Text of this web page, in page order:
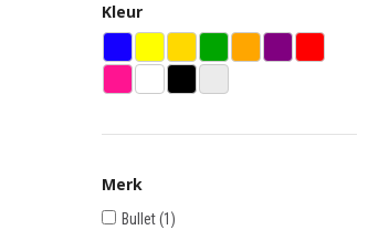
Kleur
Merk
Bullet (1)